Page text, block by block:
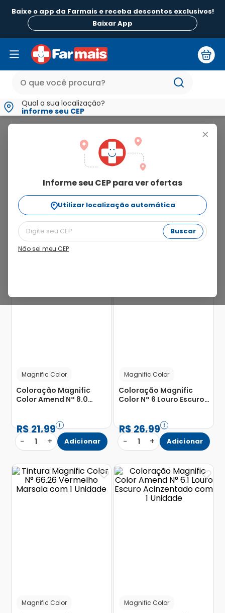
Baixe o app da Farmais e receba descontos exclusivos!
Baixar App
Qual a sua localização?
informe seu CEP
+
Informe seu CEP para ver ofertas
Utilizar localização automática
Buscar
Não sei meu CEP
magnific
Ordenar Por
relevância
19%
Magnific Color
Coloração Magnific
Color Amend N° 8.0
R$21,99
− 1 + Adicionar
Magnific Color
Coloração Magnific
Color N° 6 Louro Escuro
R$26,99
− 1 + Adicionar
Magnific Color Magnific Color